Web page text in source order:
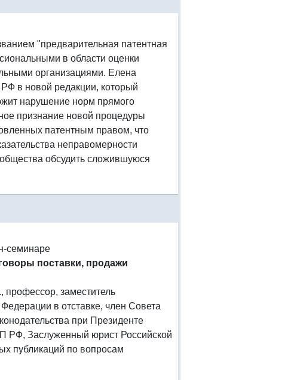
"предварительная патентная
в области оценки
организациями. Елена
РФ в новой редакции, который
нарушение норм прямого
признание новой процедуры
патентным правом, что
неправомерности
обсудить сложившуюся
семинаре
поставки, продажи
профессор, заместитель
в отставке, член Совета
при Президенте
РФ, Заслуженный юрист Российской
публикаций по вопросам